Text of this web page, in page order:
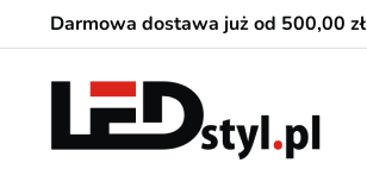
Darmowa dostawa już od 500,00 zł